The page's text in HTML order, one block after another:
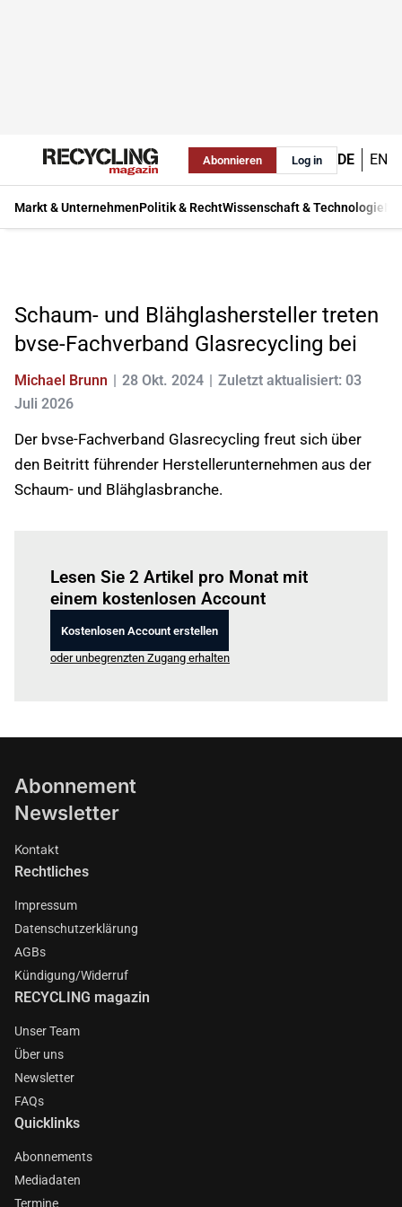
Abonnieren Log in DE EN
Markt & UnternehmenPolitik & RechtWissenschaft & Technologie
Schaum- und Blähglashersteller treten
bvse-Fachverband Glasrecycling bei
Michael Brunn 28 Okt. 2024
Zuletzt aktualisiert: 03
Juli 2026
Der bvse-Fachverband Glasrecycling freut sich über
den Beitritt führender Herstellerunternehmen aus der
Schaum- und Blähglasbranche.
Lesen Sie 2 Artikel pro Monat mit
einem kostenlosen Account
Kostenlosen Account erstellen
oder unbegrenzten Zugang erhalten
Abonnement
Newsletter
Kontakt
Rechtliches
Impressum
Datenschutzerklärung
AGBs
Kündigung/Widerruf
RECYCLING magazin
Unser Team
Über uns
Newsletter
FAQs
Quicklinks
Abonnements
Mediadaten
Termine